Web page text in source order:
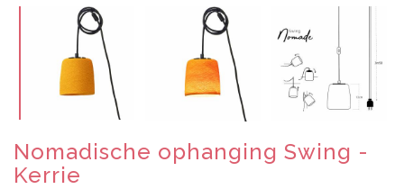
Nomadische ophanging Swing -
Kerrie